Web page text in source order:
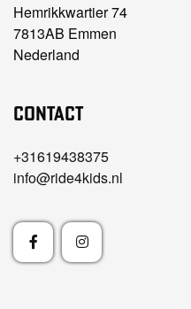
Hemrikkwartier 74
7813AB Emmen
Nederland
Contact
+31619438375
info@ride4kids.nl